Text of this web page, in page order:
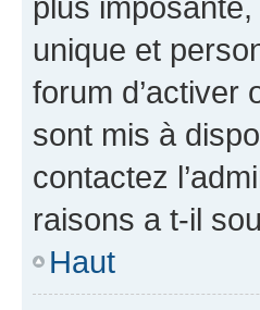
unique et
forum d’activer
sont mis à
contactez
raisons a t-il
Haut